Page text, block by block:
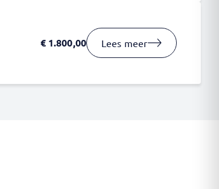
€1.800,00 Lees meer